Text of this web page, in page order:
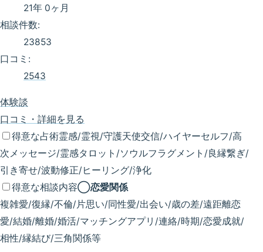
21年 0ヶ月
相談件数:
23853
口コミ:
2543
体験談
口コミ・詳細を見る
得意な占術霊感/霊視/守護天使交信/ハイヤーセルフ/高
次メッセージ/霊感タロット/ソウルフラグメント/良縁繋ぎ/
引き寄せ/波動修正/ヒーリング/浄化
得意な相談内容◯恋愛関係
複雑愛/復縁/不倫/片思い/同性愛/出会い/歳の差/遠距離恋
愛/結婚/離婚/婚活/マッチングアプリ/連絡/時期/恋愛成就/
相性/縁結び/三角関係等